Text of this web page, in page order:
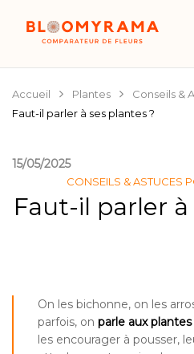
Accueil Plantes
Conseils &
Faut-il parler à ses plantes ?
15/05/2025
CONSEILS & ASTUCES
Faut-il parler à
On les bichonne, on les
parfois, on parle aux plantes
les encourager à pousser,